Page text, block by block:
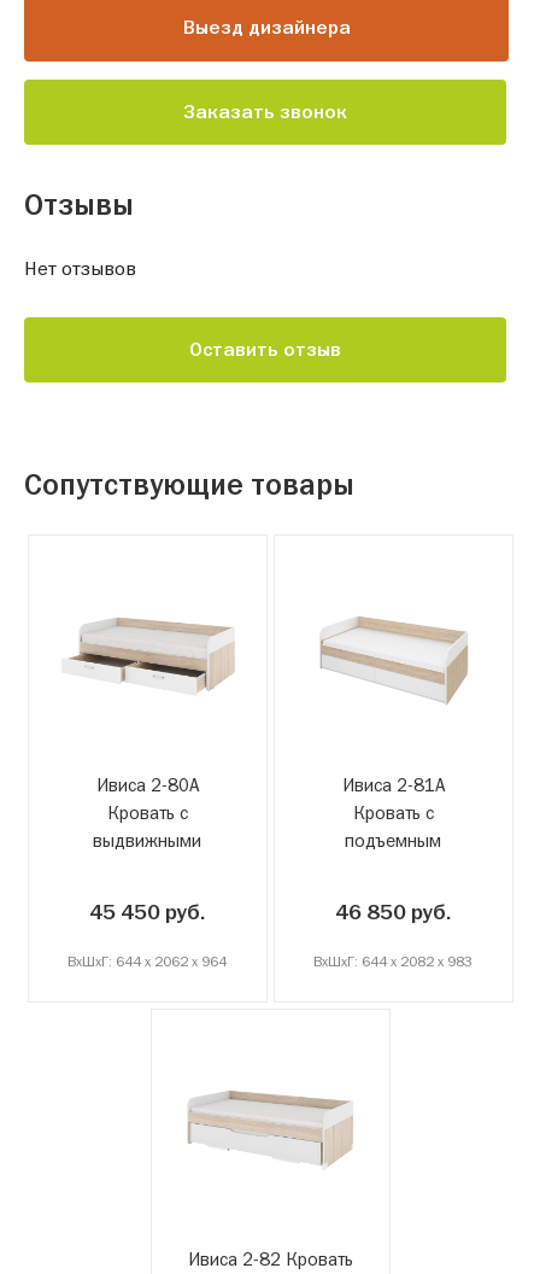
Выезд дизайнера
Заказать звонок
Отзывы
Нет отзывов
Оставить отзыв
Сопутствующие товары
Ивиса 2-80А
Кровать с
выдвижными
45 450 руб.
ВxШxГ: 644 x 2062 x 964
Ивиса 2-81А
Кровать с
подъемным
46 850 руб.
ВxШxГ: 644 x 2082 x 983
Ивиса 2-82 Кровать